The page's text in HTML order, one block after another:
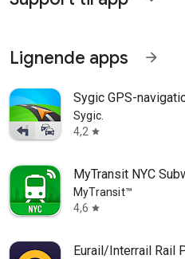
Lignende apps arrow_forward
Sygic GPS-
Sygic.
4,2 star
MyTransit NYC
MyTransit™
4,6 star
Eurail/Interrail Rail